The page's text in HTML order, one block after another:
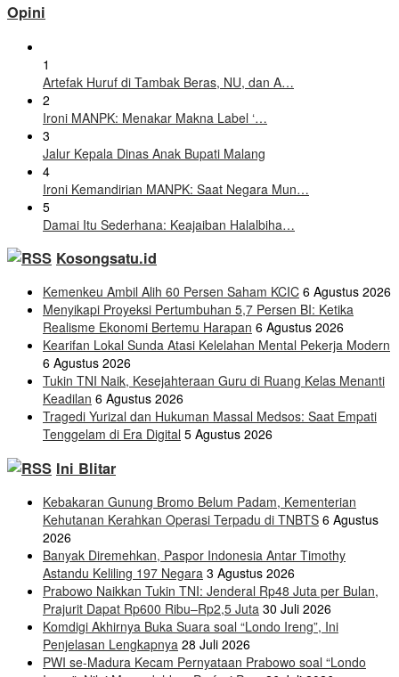
Opini
1
Artefak Huruf di Tambak Beras, NU, dan A…
2
Ironi MANPK: Menakar Makna Label ‘…
3
Jalur Kepala Dinas Anak Bupati Malang
4
Ironi Kemandirian MANPK: Saat Negara Mun…
5
Damai Itu Sederhana: Keajaiban Halalbiha…
Kosongsatu.id
Kemenkeu Ambil Alih 60 Persen Saham KCIC 6 Agustus 2026
Menyikapi Proyeksi Pertumbuhan 5,7 Persen BI: Ketika
Realisme Ekonomi Bertemu Harapan 6 Agustus 2026
Kearifan Lokal Sunda Atasi Kelelahan Mental Pekerja Modern
6 Agustus 2026
Tukin TNI Naik, Kesejahteraan Guru di Ruang Kelas Menanti
Keadilan 6 Agustus 2026
Tragedi Yurizal dan Hukuman Massal Medsos: Saat Empati
Tenggelam di Era Digital 5 Agustus 2026
Ini Blitar
Kebakaran Gunung Bromo Belum Padam, Kementerian
Kehutanan Kerahkan Operasi Terpadu di TNBTS 6 Agustus
2026
Banyak Diremehkan, Paspor Indonesia Antar Timothy
Astandu Keliling 197 Negara 3 Agustus 2026
Prabowo Naikkan Tukin TNI: Jenderal Rp48 Juta per Bulan,
Prajurit Dapat Rp600 Ribu–Rp2,5 Juta 30 Juli 2026
Komdigi Akhirnya Buka Suara soal “Londo Ireng”, Ini
Penjelasan Lengkapnya 28 Juli 2026
PWI se-Madura Kecam Pernyataan Prabowo soal “Londo